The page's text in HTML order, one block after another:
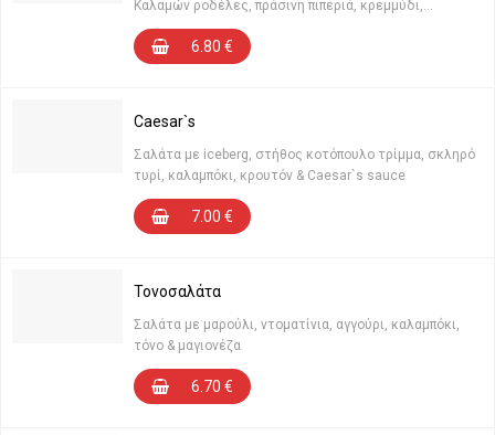
Καλαμών ροδέλες, πράσινη πιπεριά, κρεμμύδι,
ελαιόλαδο & ρίγανη
6.80 €
Caesar`s
Σαλάτα με iceberg, στήθος κοτόπουλο τρίμμα, σκληρό
τυρί, καλαμπόκι, κρουτόν & Caesar`s sauce
7.00 €
Τονοσαλάτα
Σαλάτα με μαρούλι, ντοματίνια, αγγούρι, καλαμπόκι,
τόνο & μαγιονέζα
6.70 €